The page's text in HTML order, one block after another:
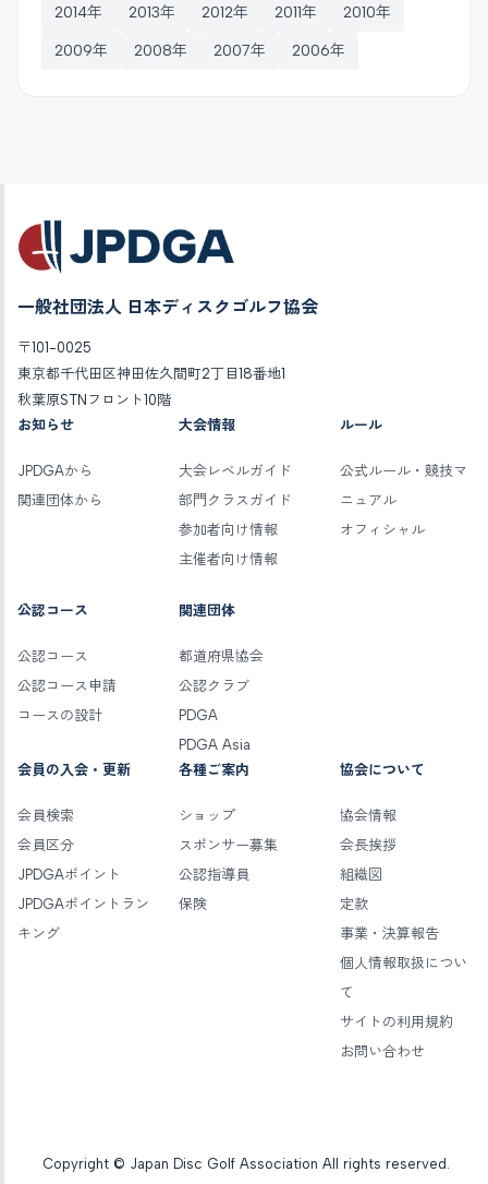
2014年 2013年 2012年 2011年 2010年
2009年 2008年 2007年 2006年
一般社団法人 日本ディスクゴルフ協会
〒101-0025
東京都千代田区神田佐久間町2丁目18番地1
秋葉原STNフロント10階
お知らせ
JPDGAから
関連団体から
大会情報
大会レベルガイド
部門クラスガイド
参加者向け情報
主催者向け情報
ルール
公式ルール・競技マ
ニュアル
オフィシャル
公認コース
公認コース
公認コース申請
コースの設計
関連団体
都道府県協会
公認クラブ
PDGA
PDGA Asia
会員の入会・更新
会員検索
会員区分
JPDGAポイント
JPDGAポイントラン
キング
各種ご案内
ショップ
スポンサー募集
公認指導員
保険
協会について
協会情報
会長挨拶
組織図
定款
事業・決算報告
個人情報取扱につい
て
サイトの利用規約
お問い合わせ
Copyright © Japan Disc Golf Association All rights reserved.